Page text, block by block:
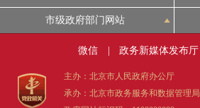
市级政府部门网站
微信 | 政务新媒体发布厅
主办：北京市人民政府办公厅
承办：北京市政务服务和数据管理局